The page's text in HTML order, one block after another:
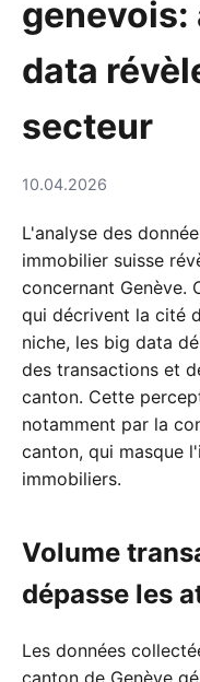
genevois:
data
secteur
10.04.2026
L'analyse des
immobilier suisse
concernant Genève.
qui décrivent la cité
niche, les big data
des transactions et
canton. Cette
notamment par la
canton, qui masque
immobiliers.
Volume
dépasse les
Les données